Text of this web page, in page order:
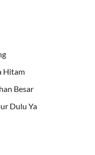
Hitam
Besar
Dulu Ya